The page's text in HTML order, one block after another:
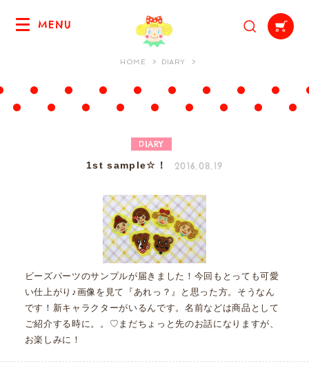
MENU
HOME DIARY
DIARY
1st sample☆！ 2016.08.19
ビーズパーツのサンプルが届きました！今回もとっても可愛
い仕上がり♪画像を見て『あれっ？』と思った方。そうなん
です！新キャラクターがいるんです。名前などは商品として
ご紹介する時に。。♡まだちょっと先のお話になりますが、
お楽しみに！